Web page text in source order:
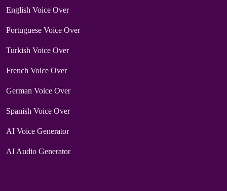
English Voice Over
Portuguese Voice Over
Turkish Voice Over
French Voice Over
German Voice Over
Spanish Voice Over
AI Voice Generator
AI Audio Generator